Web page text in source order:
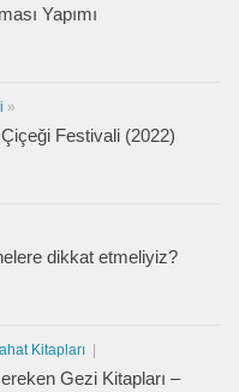
Yapımı
»
Festivali (2022)
dikkat etmeliyiz?
Kitapları
Gezi Kitapları –